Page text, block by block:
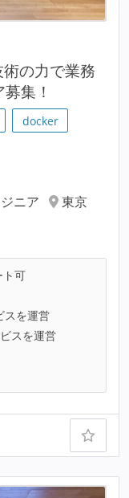
の力で業務
集！
docker
ニア
東京
ト可
スを運営
スを運営